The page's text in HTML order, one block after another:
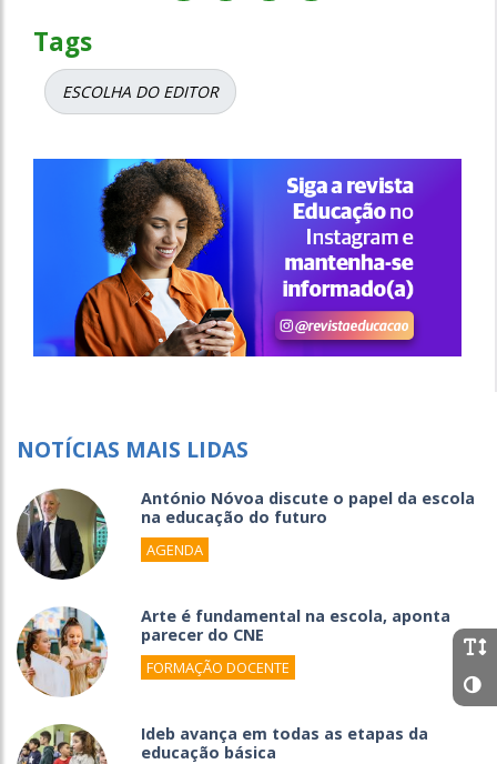
Tags
ESCOLHA DO EDITOR
NOTÍCIAS MAIS LIDAS
António Nóvoa discute o papel da escola
na educação do futuro
AGENDA
Arte é fundamental na escola, aponta
parecer do CNE
FORMAÇÃO DOCENTE
Ideb avança em todas as etapas da
educação básica